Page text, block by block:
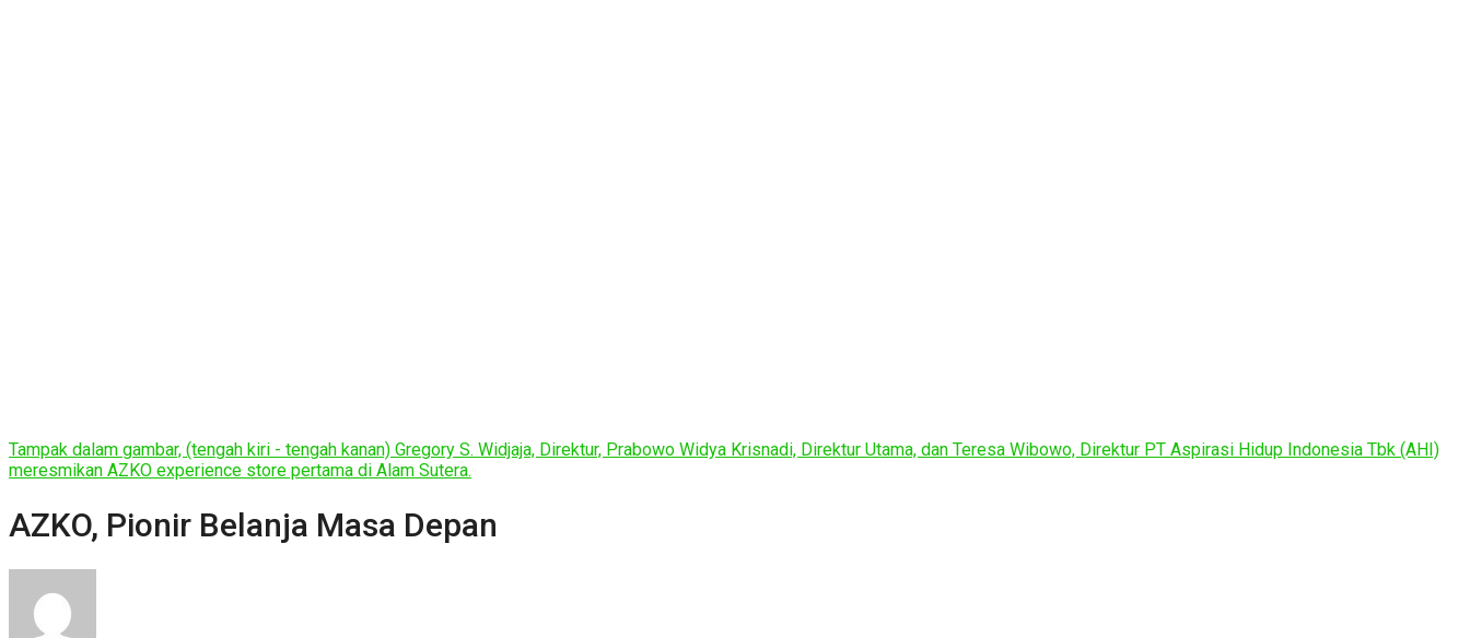
Tampak dalam gambar, (tengah kiri - tengah kanan) Gregory S. Widjaja, Direktur, Prabowo Widya Krisnadi, Direktur Utama, dan Teresa Wibowo, Direktur PT Aspirasi Hidup Indonesia Tbk (AHI)
meresmikan AZKO experience store pertama di Alam Sutera.
AZKO, Pionir Belanja Masa Depan